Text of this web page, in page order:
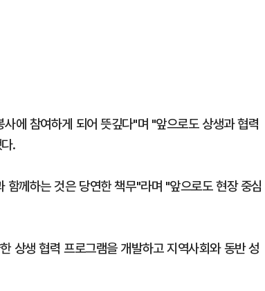
에 참여하게 되어 뜻깊다"며 "앞으로도 상생과 협력
.
께하는 것은 당연한 책무"라며 "앞으로도 현장 중심
상생 협력 프로그램을 개발하고 지역사회와 동반 성